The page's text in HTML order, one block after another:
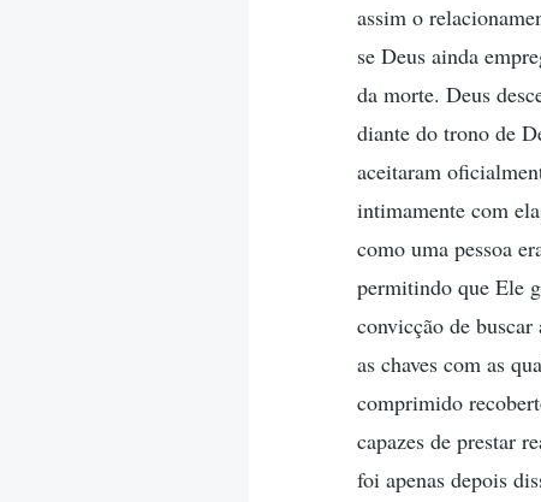
assim o
se Deus ainda
da morte. Deus
diante do trono de
aceitaram
intimamente com
como uma pessoa
permitindo que Ele
convicção de
as chaves com as
comprimido
capazes de prestar
foi apenas depois